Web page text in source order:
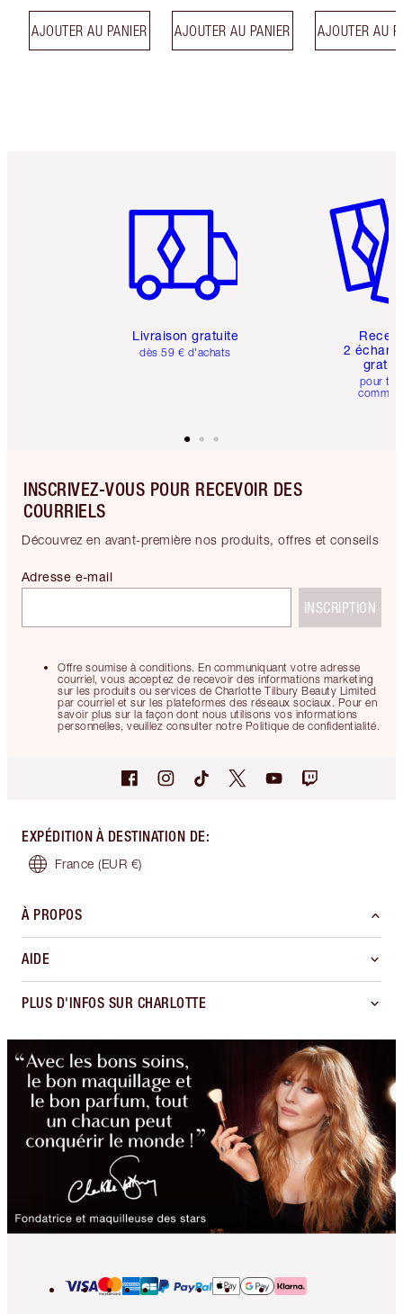
AJOUTER AU PANIER AJOUTER AU PANIER AJOUTER AU
Livraison gratuite
dès 59 € d'achats
2
pour
INSCRIVEZ-VOUS POUR RECEVOIR DES
COURRIELS
Découvrez en avant-première nos produits, offres et conseils
Offre soumise à conditions. En communiquant votre adresse
courriel, vous acceptez de recevoir des informations marketing
sur les produits ou services de Charlotte Tilbury Beauty Limited
par courriel et sur les plateformes des réseaux sociaux. Pour en
savoir plus sur la façon dont nous utilisons vos informations
personnelles, veuillez consulter notre Politique de confidentialité.
Adresse e-mail
INSCRIPTION
EXPÉDITION À DESTINATION DE:
France (EUR €)
À PROPOS
AIDE
PLUS D'INFOS SUR CHARLOTTE